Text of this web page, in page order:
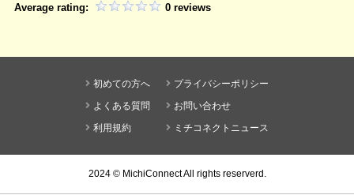
Average rating: 0 reviews
初めての方へ
よくある質問
利用規約
プライバシーポリシー
お問い合わせ
ミチコネクトニュース
2024 © MichiConnectAll rights reserverd.